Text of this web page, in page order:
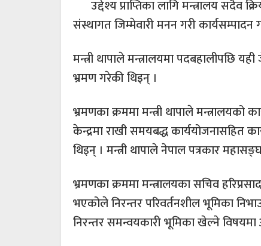
उद्देश्य प्राप्तिका लागि मन्त्रालय
संस्थागत जिम्मेवारी मनन गरी
मन्त्री थापाले मन्त्रालयमा पदबहालीपछि
भ्रमण गरेकी थिइन् ।
भ्रमणका क्रममा मन्त्री थापाले
केन्द्रमा राखी समयबद्ध कार्ययोजनासहित
थिइन् । मन्त्री थापाले नेपाल पत्रकार
भ्रमणका क्रममा मन्त्रालयका सचिव
भएकोले निरन्तर परिवर्तनशील भूमिका
निरन्तर समन्वयकारी भूमिका खेल्ने विषयमा